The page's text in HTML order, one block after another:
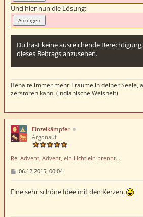
Und hier nun die Lösung:
Du hast keine ausreichende
dieses Beitrags anzusehen.
Behalte immer mehr Träume in deiner Seele,
zerstören kann. (indianische Weisheit)
Einzelkämpfer
Argonaut
Re: Advent, Advent, ein Lichtlein brennt...
B
t
06.12.2015, 00:04
Eine sehr schöne Idee mit den Kerzen.